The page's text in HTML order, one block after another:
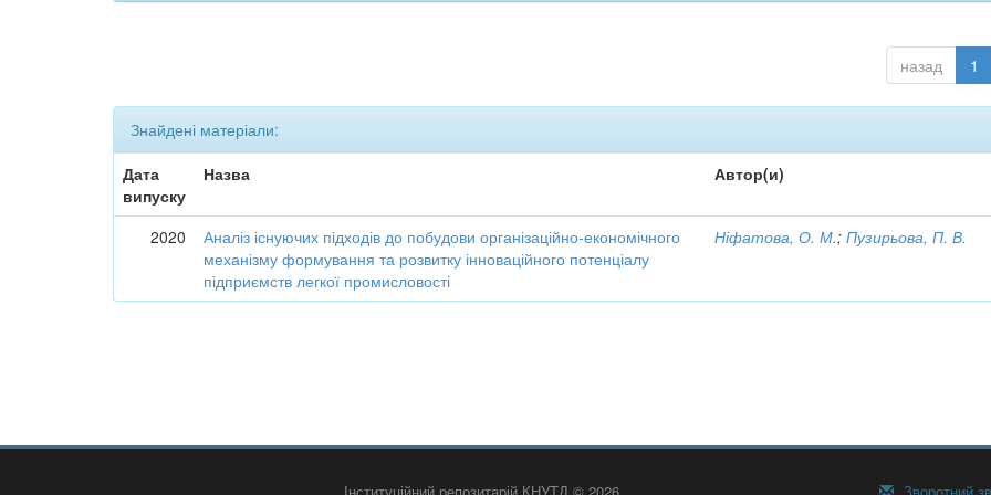
назад 1
Знайдені матеріали:
Дата
випуску
Назва Автор(и)
2020
Аналіз існуючих підходів до побудови організаційно-економічного
механізму формування та розвитку інноваційного потенціалу
підприємств легкої промисловості
Ніфатова, О. М.;Пузирьова, П. В.